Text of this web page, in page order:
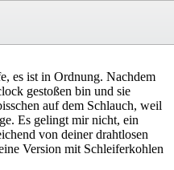
es ist in Ordnung. Nachdem
gestoßen bin und sie
auf dem Schlauch, weil
Es gelingt mir nicht, ein
von deiner drahtlosen
Version mit Schleiferkohlen